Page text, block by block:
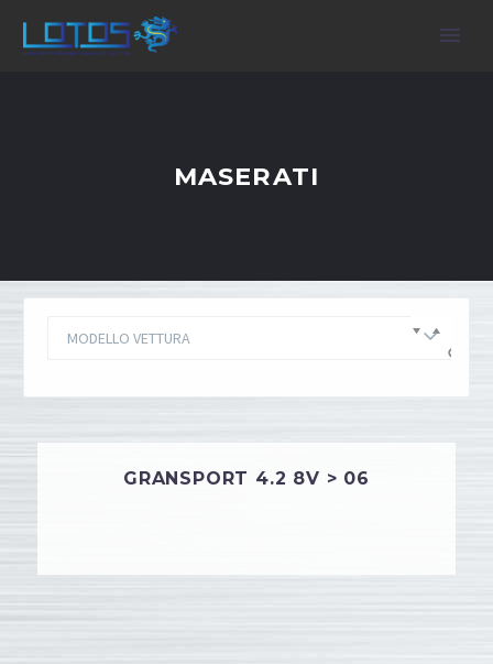
MASERATI
MODELLO VETTURA
GRANSPORT 4.2 8V > 06